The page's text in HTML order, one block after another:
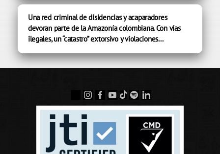
Una red criminal de disidencias y acaparadores
devoran parte de la Amazonía colombiana. Con vías
ilegales, un “catastro” extorsivo y violaciones...